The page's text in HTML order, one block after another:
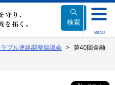
検索
MENU
ブル連絡調整協議会
第40回金融